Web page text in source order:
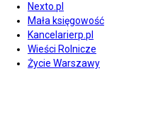
Nexto.pl
Mała księgowość
Kancelarierp.pl
Wieści Rolnicze
Życie Warszawy